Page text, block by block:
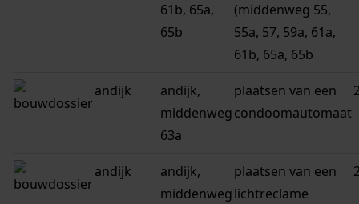
61b, 65a,
65b
(middenweg 55,
55a, 57, 59a, 61a,
61b, 65a, 65b
andijk
andijk,
middenweg
63a
plaatsen van een
condoomautomaat
andijk
andijk,
middenweg
plaatsen van een
lichtreclame